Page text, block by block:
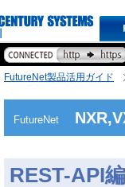
FutureNet製品活用ガイド
FutureNet
REST-API編